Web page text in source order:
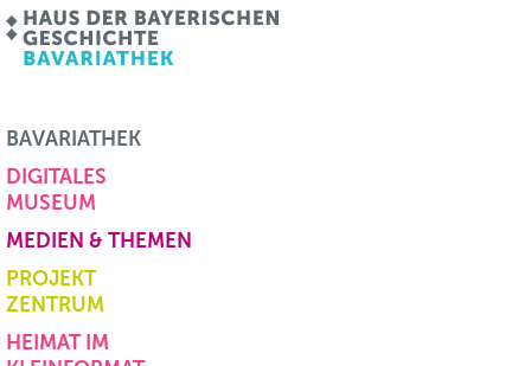
BAVARIATHEK
DIGITALES
MUSEUM
MEDIEN & THEMEN
PROJEKT
ZENTRUM
HEIMAT IM